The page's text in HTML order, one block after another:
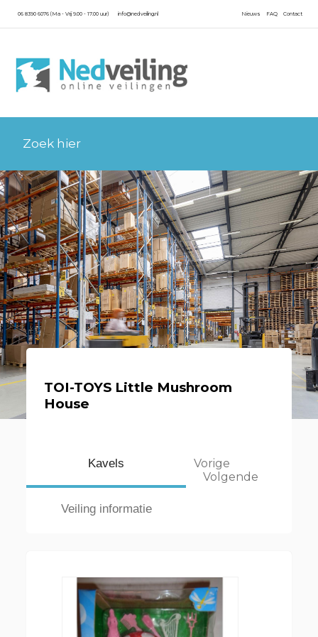
06 8390 6076 (Ma - Vrij 9.00 - 17.00 uur) info@nedveiling.nl Contact
FAQ
Nieuws
TOI-TOYS Little Mushroom
House
Kavels
Veiling informatie
Vorige
Volgende